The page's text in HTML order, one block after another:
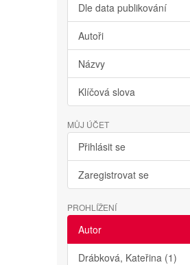
Dle data publikování
Autoři
Názvy
Klíčová slova
MŮJ ÚČET
Přihlásit se
Zaregistrovat se
PROHLÍŽENÍ
Autor
Drábková, Kateřina (1)